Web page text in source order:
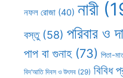
নফল রোজা (40) নারী
বস্তু(58) পরিবার ও
পাপ বা গুনাহ(73) পিতা-
বিদ’আতি দিবস ও উৎসব (29) বিবিধ